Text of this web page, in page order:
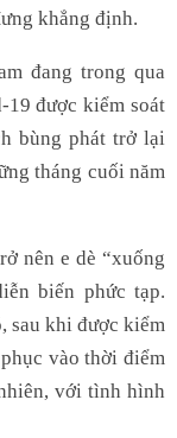
khẳng định.
đang trong qua
được kiểm soát
bùng phát trở lại
tháng cuối năm
nên e dè “xuống
biến phức tạp.
sau khi được kiểm
vào thời điểm
với tình hình